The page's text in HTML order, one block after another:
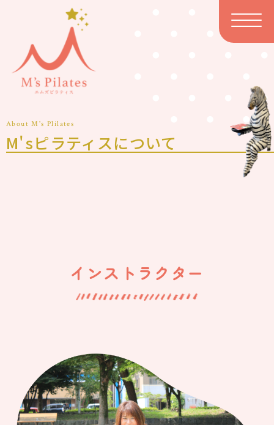
About M's Plilates
M'sピラティスについて
インストラクター